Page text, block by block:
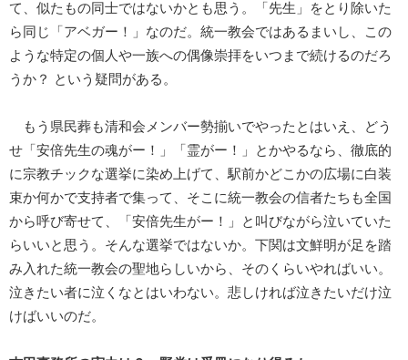
て、似たもの同士ではないかとも思う。「先生」をとり除いた
ら同じ「アベガー！」なのだ。統一教会ではあるまいし、この
ような特定の個人や一族への偶像崇拝をいつまで続けるのだろ
うか？ という疑問がある。
もう県民葬も清和会メンバー勢揃いでやったとはいえ、どう
せ「安倍先生の魂がー！」「霊がー！」とかやるなら、徹底的
に宗教チックな選挙に染め上げて、駅前かどこかの広場に白装
束か何かで支持者で集って、そこに統一教会の信者たちも全国
から呼び寄せて、「安倍先生がー！」と叫びながら泣いていた
らいいと思う。そんな選挙ではないか。下関は文鮮明が足を踏
み入れた統一教会の聖地らしいから、そのくらいやればいい。
泣きたい者に泣くなとはいわない。悲しければ泣きたいだけ泣
けばいいのだ。